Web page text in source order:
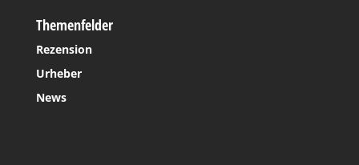
Themenfelder
Rezension
Urheber
News